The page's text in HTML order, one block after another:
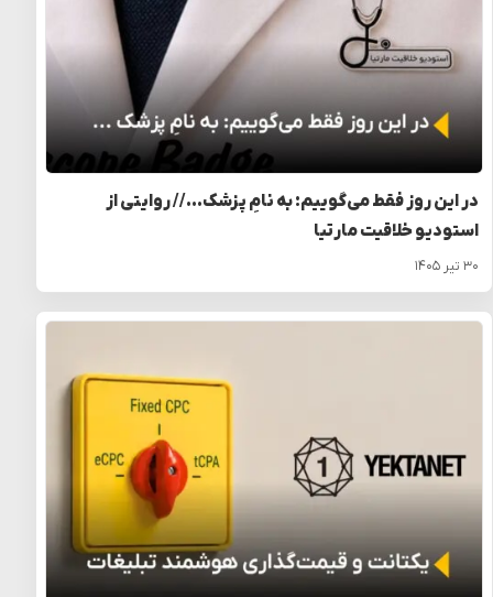
در این روز فقط می‌گوییم: به نامِ پزشک… // روایتی از
استودیو خلاقیت مارتیا
۳۰ تیر ۱۴۰۵